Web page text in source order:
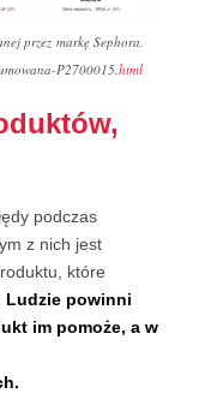
przez markę Sephora.
P2700015.html
podczas
z nich jest
które
Ludzie powinni
im pomoże, a w